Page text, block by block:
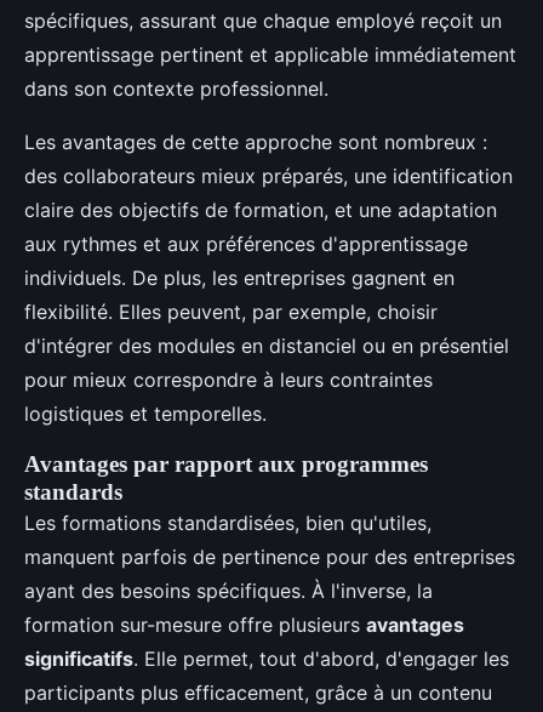
spécifiques, assurant que chaque employé reçoit un
apprentissage pertinent et applicable immédiatement
dans son contexte professionnel.
Les avantages de cette approche sont nombreux :
des collaborateurs mieux préparés, une identification
claire des objectifs de formation, et une adaptation
aux rythmes et aux préférences d'apprentissage
individuels. De plus, les entreprises gagnent en
flexibilité. Elles peuvent, par exemple, choisir
d'intégrer des modules en distanciel ou en présentiel
pour mieux correspondre à leurs contraintes
logistiques et temporelles.
Avantages par rapport aux programmes
standards
Les formations standardisées, bien qu'utiles,
manquent parfois de pertinence pour des entreprises
ayant des besoins spécifiques. À l'inverse, la
formation sur-mesure offre plusieurs avantages
significatifs. Elle permet, tout d'abord, d'engager les
participants plus efficacement, grâce à un contenu